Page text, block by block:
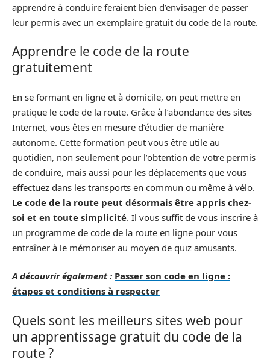
apprendre à conduire feraient bien d’envisager de passer
leur permis avec un exemplaire gratuit du code de la route.
Apprendre le code de la route
gratuitement
En se formant en ligne et à domicile, on peut mettre en
pratique le code de la route. Grâce à l’abondance des sites
Internet, vous êtes en mesure d’étudier de manière
autonome. Cette formation peut vous être utile au
quotidien, non seulement pour l’obtention de votre permis
de conduire, mais aussi pour les déplacements que vous
effectuez dans les transports en commun ou même à vélo.
Le code de la route peut désormais être appris chez-
soi et en toute simplicité. Il vous suffit de vous inscrire à
un programme de code de la route en ligne pour vous
entraîner à le mémoriser au moyen de quiz amusants.
A découvrir également : Passer son code en ligne :
étapes et conditions à respecter
Quels sont les meilleurs sites web pour
un apprentissage gratuit du code de la
route ?